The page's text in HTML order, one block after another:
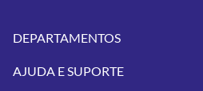
DEPARTAMENTOS
Vestuários
AJUDA E SUPORTE